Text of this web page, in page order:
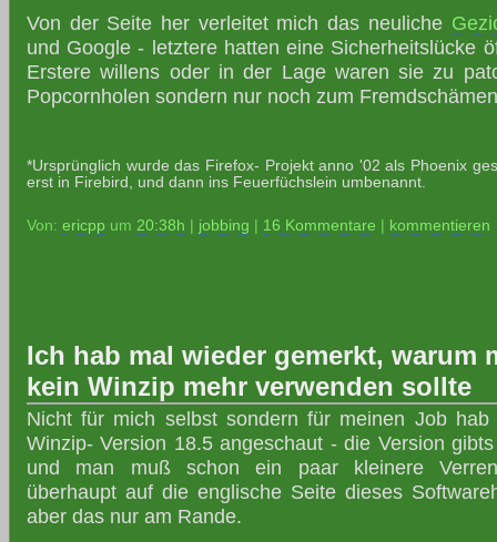
Von der Seite her verleitet mich das neuliche
und Google - letztere hatten eine Sicherheitslücke
Erstere willens oder in der Lage waren sie zu
Popcornholen sondern nur noch zum
*Ursprünglich wurde das Firefox- Projekt anno '02 als Phoenix
erst in Firebird, und dann ins Feuerfüchslein umbenannt.
Von: ericpp um 20:38h jobbing 16 Kommentare kommentieren
Ich hab mal wieder gemerkt, warum
kein Winzip mehr verwenden sollte
Nicht für mich selbst sondern für meinen Job
Winzip- Version 18.5 angeschaut - die Version
und man muß schon ein paar kleinere
überhaupt auf die englische Seite dieses
aber das nur am Rande.